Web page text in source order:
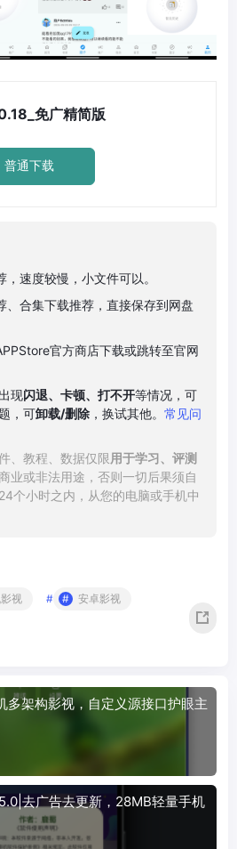
免广精简版
普通下载
，速度较慢，小文件可以。
、合集下载推荐，直接保存到网盘
官方商店下载或跳转至官网
现闪退、卡顿、打不开等情况，可
，可卸载/删除 ，换试其他。 常见问
、教程、数据仅限 用于学习、评测
业或非法用途，否则一切后果须自
个小时之内，从您的电脑或手机中
视 # 安卓影视
架构影视，自定义源接口护眼主
去广告去更新，28MB轻量手机